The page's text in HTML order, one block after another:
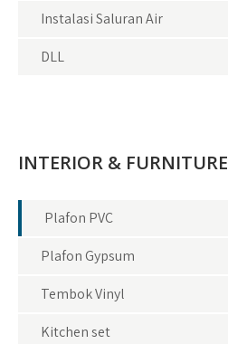
Instalasi Saluran Air
DLL
INTERIOR & FURNITURE
Plafon PVC
Plafon Gypsum
Tembok Vinyl
Kitchen set